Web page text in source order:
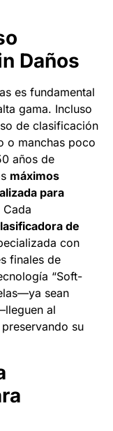
Daños
es fundamental
gama. Incluso
de clasificación
o manchas poco
años de
máximos
para
Cada
de
con
finales de
“Soft-
sean
al
su